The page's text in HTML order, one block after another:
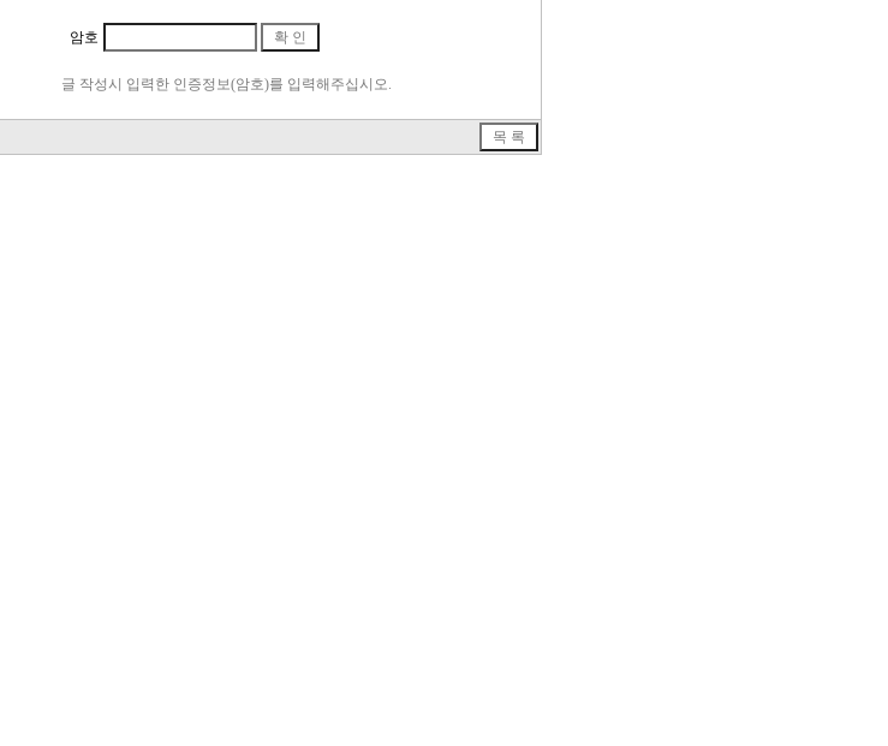
암호
글 작성시 입력한 인증정보(암호)를 입력해주십시오.